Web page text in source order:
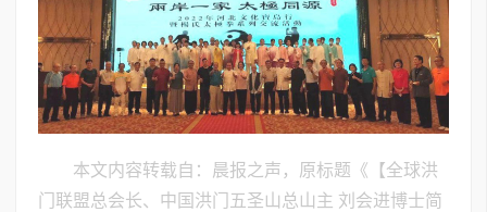
本文内容转载自：晨报之声，原标题《【全球洪
门联盟总会长、中国洪门五圣山总山主 刘会进博士简